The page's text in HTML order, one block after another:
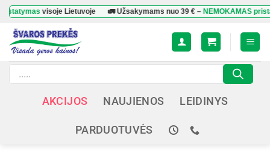
Skip
content
visoje Lietuvoje 🚛 Užsakymams nuo39 €–NEMOKAMAS
Products
search
AKCIJOS NAUJIENOS LEIDINYS
PARDUOTUVĖS